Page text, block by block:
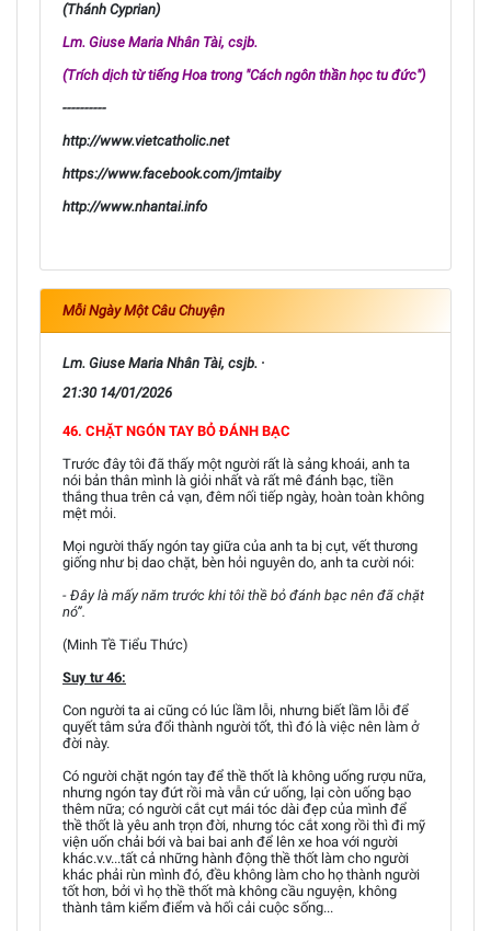
(Thánh Cyprian)
Lm. Giuse Maria Nhân Tài, csjb.
(Trích dịch từ tiếng Hoa trong "Cách ngôn thần học tu đức")
----------
http://www.vietcatholic.net
https://www.facebook.com/jmtaiby
http://www.nhantai.info
Mỗi Ngày Một Câu Chuyện
Lm. Giuse Maria Nhân Tài, csjb. ·
21:30 14/01/2026
46. CHẶT NGÓN TAY BỎ ĐÁNH BẠC
Trước đây tôi đã thấy một người rất là sảng khoái, anh ta
nói bản thân mình là giỏi nhất và rất mê đánh bạc, tiền
thắng thua trên cả vạn, đêm nối tiếp ngày, hoàn toàn không
mệt mỏi.
Mọi người thấy ngón tay giữa của anh ta bị cụt, vết thương
giống như bị dao chặt, bèn hỏi nguyên do, anh ta cười nói:
- Đây là mấy năm trước khi tôi thề bỏ đánh bạc nên đã chặt
nó”.
(Minh Tề Tiểu Thức)
Suy tư 46:
Con người ta ai cũng có lúc lầm lỗi, nhưng biết lầm lỗi để
quyết tâm sửa đổi thành người tốt, thì đó là việc nên làm ở
đời này.
Có người chặt ngón tay để thề thốt là không uống rượu nữa,
nhưng ngón tay đứt rồi mà vẫn cứ uống, lại còn uống bạo
thêm nữa; có người cắt cụt mái tóc dài đẹp của mình để
thề thốt là yêu anh trọn đời, nhưng tóc cắt xong rồi thì đi mỹ
viện uốn chải bới và bai bai anh để lên xe hoa với người
khác.v.v...tất cả những hành động thề thốt làm cho người
khác phải rùn mình đó, đều không làm cho họ thành người
tốt hơn, bởi vì họ thề thốt mà không cầu nguyện, không
thành tâm kiểm điểm và hối cải cuộc sống...